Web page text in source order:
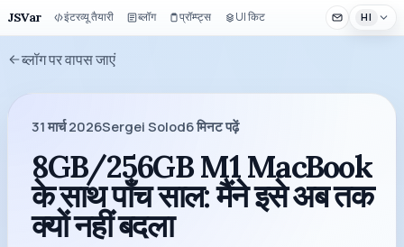
JSVar इंटरव्यू तैयारी ब्लॉग प्रॉम्प्ट्स UI किट HI
ब्लॉग पर वापस जाएं
31 मार्च 2026Sergei Solod6मिनट पढ़ें
8GB/256GB M1 MacBook
के साथ पाँच साल: मैंने इसे अब तक
क्यों नहीं बदला